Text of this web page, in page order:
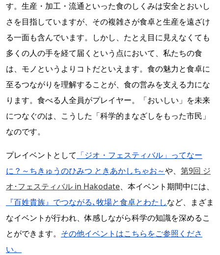
す。生産・加工・流通といった食のしくみは安全とおいし
さを目指していますが、その複雑さが食卓と生産を遠ざけ
る一面も含んでいます。しかし、たとえ目に見えなくても
多くの人の手を経て届くという点において、私たちの食
は、モノというよりコトだといえます。食の魅力と食卓に
至るつながりを理解することが、食の営みを支える力にな
ります。食べる人全員がプレイヤー。「おいしい」を未来
につなぐのは、こうした「科学的まなざしをもった市民」
なのです。
プレイベントとして 「ジオ・フェスティバル」ってなー
に？～ちきゅうのひみつ ときあかしちゃお～や、 第9回 ジ
オ･フェスティバル in Hakodate、本イベント期間中には、
『百姓貴族』でつながる､牧場と食卓とわたしなど、まざま
なイベントが行われ、体感しながら科学の知識を深めるこ
とができます。 その他イベントはこちらをご参照くださ
い。